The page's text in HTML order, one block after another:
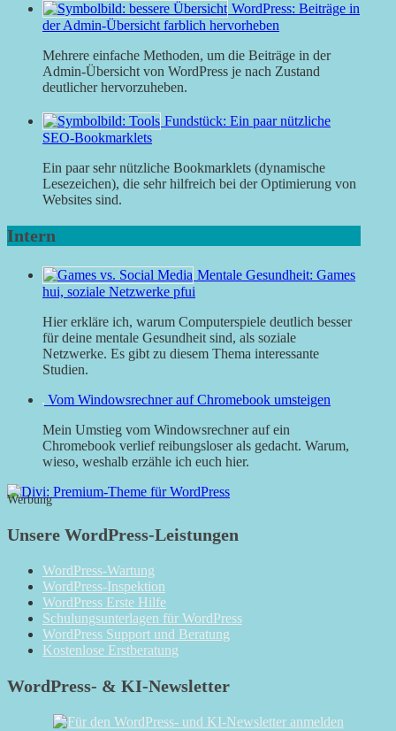
WordPress: Beiträge in
der Admin-Übersicht farblich hervorheben
Mehrere einfache Methoden, um die Beiträge in der
Admin-Übersicht von WordPress je nach Zustand
deutlicher hervorzuheben.
Fundstück: Ein paar nützliche
SEO-Bookmarklets
Ein paar sehr nützliche Bookmarklets (dynamische
Lesezeichen), die sehr hilfreich bei der Optimierung von
Websites sind.
Intern
Mentale Gesundheit: Games
hui, soziale Netzwerke pfui
Hier erkläre ich, warum Computerspiele deutlich besser
für deine mentale Gesundheit sind, als soziale
Netzwerke. Es gibt zu diesem Thema interessante
Studien.
Vom Windowsrechner auf Chromebook umsteigen
Mein Umstieg vom Windowsrechner auf ein
Chromebook verlief reibungsloser als gedacht. Warum,
wieso, weshalb erzähle ich euch hier.
Werbung
Unsere WordPress-Leistungen
WordPress-Wartung
WordPress-Inspektion
WordPress Erste Hilfe
Schulungsunterlagen für WordPress
WordPress Support und Beratung
Kostenlose Erstberatung
WordPress- & KI-Newsletter